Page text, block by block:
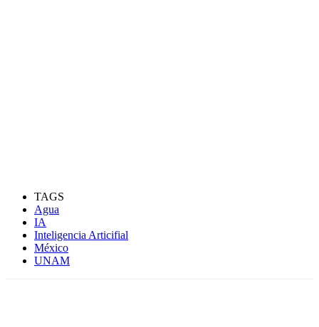
TAGS
Agua
IA
Inteligencia Articifial
México
UNAM